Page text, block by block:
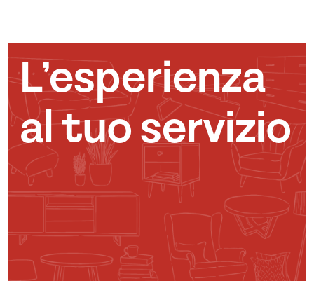
L’esperienza
al tuo servizio